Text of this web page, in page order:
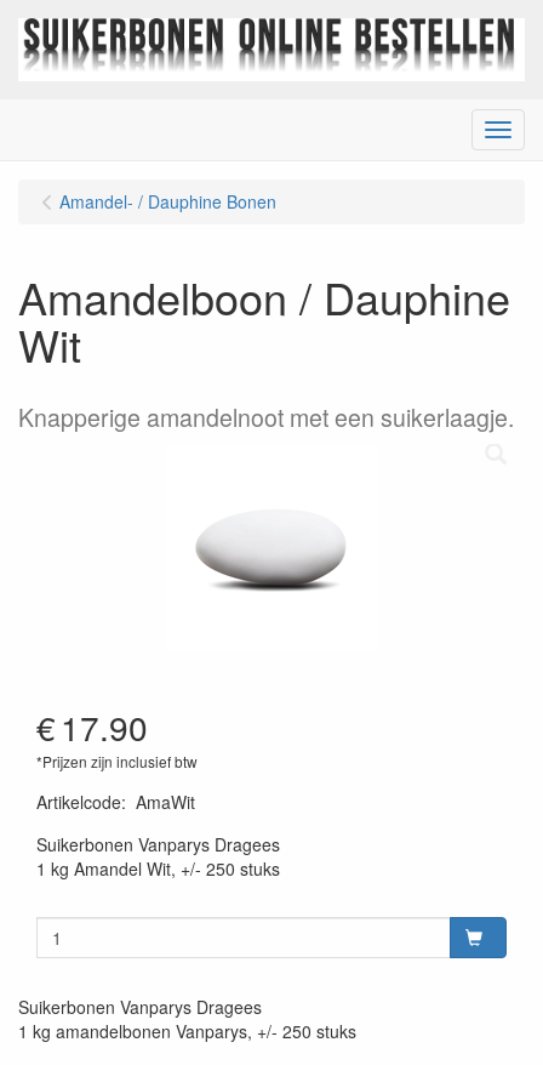
Menu
Amandel- / Dauphine Bonen
Amandelboon / Dauphine
Wit
Knapperige amandelnoot met een suikerlaagje.
€17.90
*Prijzen zijn inclusief btw
Artikelcode: AmaWit
Suikerbonen Vanparys Dragees
1 kg Amandel Wit, +/- 250 stuks
Suikerbonen Vanparys Dragees
1 kg amandelbonen Vanparys, +/- 250 stuks